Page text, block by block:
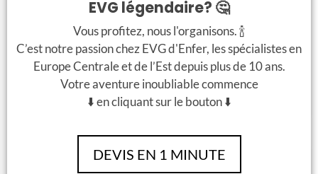
+
€ 68 / personne
AK47 Tir 2 Armes
€ 81 / personne
AK47 Tir 2 Armes avec
transfert A/R
EVG légendaire? 🤔
Vous profitez, nous l'organisons. 🍾
C’est notre passion chez EVG d'Enfer, les spécialistes en
Europe Centrale et de l’Est depuis plus de 10 ans.
Votre aventure inoubliable commence
⬇️ en cliquant sur le bouton ⬇️
DEVIS EN 1 MINUTE